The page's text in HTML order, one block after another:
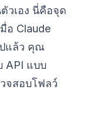
วเอง นี่คือจุด
อ Claude
แล้ว คุณ
API แบบ
จสอบโฟลว์